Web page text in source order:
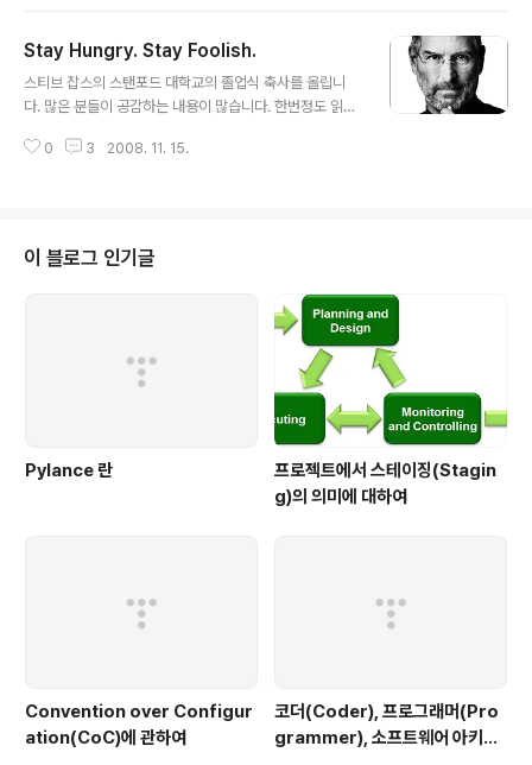
개하였습니다. 마소에서 제 글을 보시려면 여기를 클릭하
세요! 마소에 기고한 글의 경우 지면이 부족하여 원래 기고
한 글의 내용 중 몇가지 부분을 삭제하였습니다. 따라서 제
습니다. 하지만 문맥상에 큰 차이는 없습니다. 지난 2008
Stay Hungry. Stay Foolish.
스티브 잡스의 스탠포드 대학교의 졸업식 축사를 올립니
다. 많은 분들이 공감하는 내용이 많습니다. 한번정도 읽어
PDF와 조금 다른 부분도 있습니다만, 전체적으로 무리는
주세요~
0 3 2008. 11. 15.
이 블로그 인기글
Pylance 란
프로젝트에서 스테이징(Stagin
g)의 의미에 대하여
Convention over Configur
ation(CoC)에 관하여
코더(Coder), 프로그래머(Pro
grammer), 소프트웨어 아키텍